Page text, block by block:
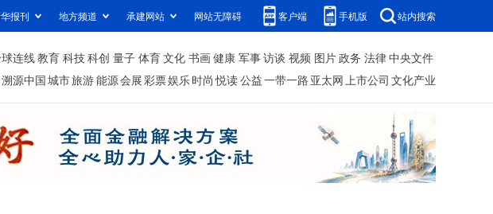
报刊 地方频道 承建网站 网站无障碍 客户端 手机版 站内搜索
连线教育 科技科创 量子 体育文化 书画健康 军事访谈 视频 图片政务 法律中央文件
溯源中国城市旅游能源会展彩票娱乐时尚 悦读公益一带一路 亚太网上市公司 文化产业